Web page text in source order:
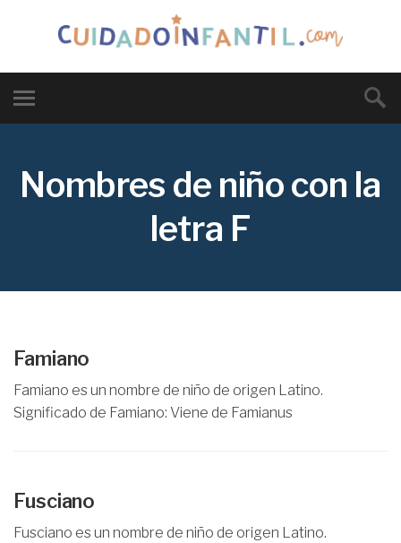
Nombres de niño con la
letra F
Famiano
Famiano es un nombre de niño de origen Latino.
Significado de Famiano: Viene de Famianus
Fusciano
Fusciano es un nombre de niño de origen Latino.